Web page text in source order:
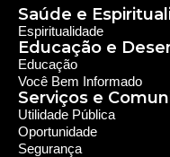
Saúde e
Espiritualidade
Educação e
Educação
Você Bem Informado
Serviços e
Utilidade Pública
Oportunidade
Segurança